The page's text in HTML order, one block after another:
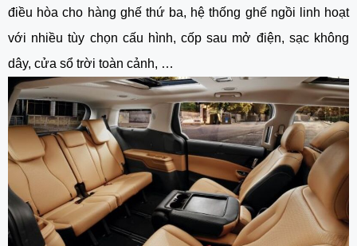
điều hòa cho hàng ghế thứ ba, hệ thống ghế ngồi linh hoạt
với nhiều tùy chọn cấu hình, cốp sau mở điện, sạc không
dây, cửa sổ trời toàn cảnh, …